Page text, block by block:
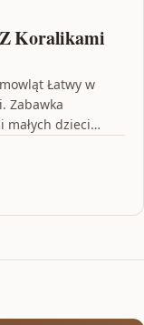
Koralikami
Łatwy w
Zabawka
dzieci